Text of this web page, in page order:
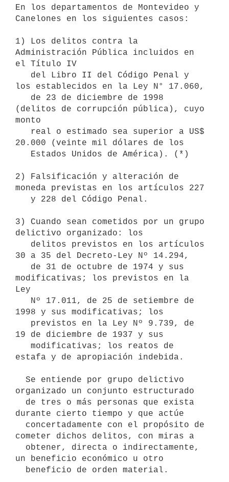
En los departamentos de Montevideo y
Canelones en los siguientes casos:
1) Los delitos contra la
Administración Pública incluidos en
el Título IV
los establecidos en la Ley N° 17.060,
(delitos de corrupción pública), cuyo
monto
20.000 (veinte mil dólares de los
2) Falsificación y alteración de
moneda previstas en los artículos 227
3) Cuando sean cometidos por un grupo
delictivo organizado: los
30 a 35 del Decreto-Ley Nº 14.294,
modificativas; los previstos en la
Ley
1998 y sus modificativas; los
19 de diciembre de 1937 y sus
estafa y de apropiación indebida.
organizado un conjunto estructurado
durante cierto tiempo y que actúe
cometer dichos delitos, con miras a
un beneficio económico u otro